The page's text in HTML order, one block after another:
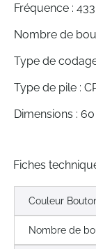
Fréquence :
Nombre de
Type de
Type de pile :
Dimensions :
Fiches
Couleur
Nombre de